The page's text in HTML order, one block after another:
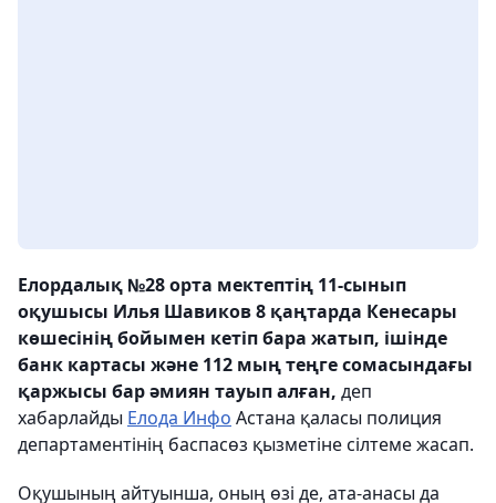
Елордалық №28 орта мектептің 11-сынып
оқушысы Илья Шавиков 8 қаңтарда Кенесары
көшесінің бойымен кетіп бара жатып, ішінде
банк картасы және 112 мың теңге сомасындағы
қаржысы бар әмиян тауып алған, деп
хабарлайды Елода Инфо Астана қаласы полиция
департаментінің баспасөз қызметіне сілтеме жасап.
Оқушының айтуынша, оның өзі де, ата-анасы да